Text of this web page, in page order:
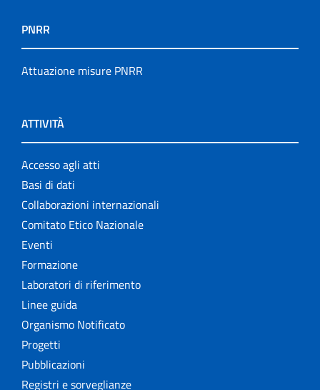
PNRR
Attuazione misure PNRR
ATTIVITÀ
Accesso agli atti
Basi di dati
Collaborazioni internazionali
Comitato Etico Nazionale
Eventi
Formazione
Laboratori di riferimento
Linee guida
Organismo Notificato
Progetti
Pubblicazioni
Registri e sorveglianze